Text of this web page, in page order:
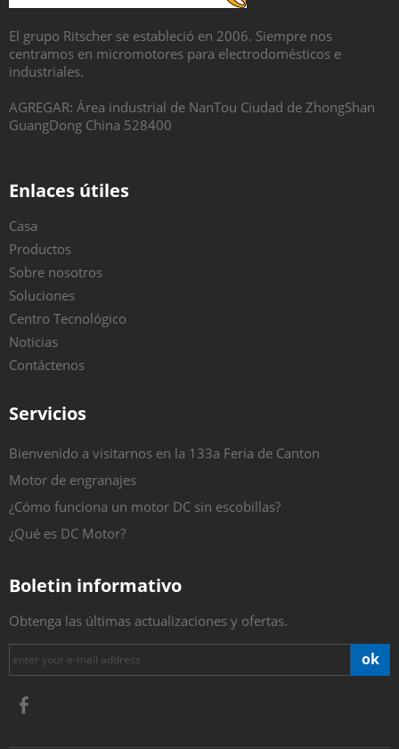
El grupo Ritscher se estableció en 2006. Siempre nos
centramos en micromotores para electrodomésticos e
industriales.
AGREGAR: Área industrial de NanTou Ciudad de ZhongShan
GuangDong China 528400
Enlaces útiles
Casa
Productos
Sobre nosotros
Soluciones
Centro Tecnológico
Noticias
Contáctenos
Servicios
Bienvenido a visitarnos en la 133a Feria de Canton
Motor de engranajes
¿Cómo funciona un motor DC sin escobillas?
¿Qué es DC Motor?
Boletin informativo
Obtenga las últimas actualizaciones y ofertas.
ok